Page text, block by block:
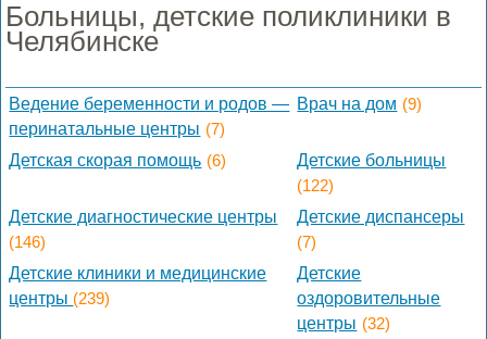
Больницы, детские поликлиники в
Челябинске
Ведение беременности и родов —
перинатальные центры (7)
Врач на дом (9)
Детская скорая помощь (6)
Детские больницы
(122)
Детские диагностические центры
(146)
Детские диспансеры
(7)
Детские клиники и медицинские
центры (239)
Детские
оздоровительные
центры (32)